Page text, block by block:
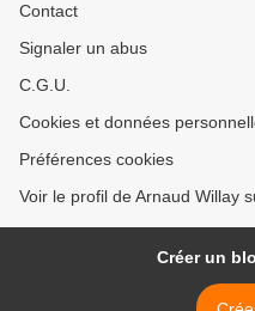
Contact
Signaler un abus
C.G.U.
Cookies et données
Préférences cookies
Voir le profil de Arnaud Willay
Créer un